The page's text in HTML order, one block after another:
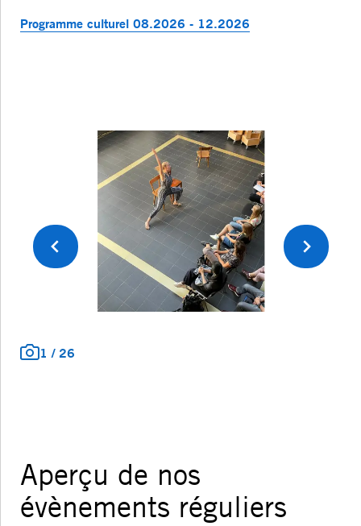
Programme culturel 08.2026 - 12.2026
1 /26
Précédent Suivant
Aperçu de nos
évènements réguliers